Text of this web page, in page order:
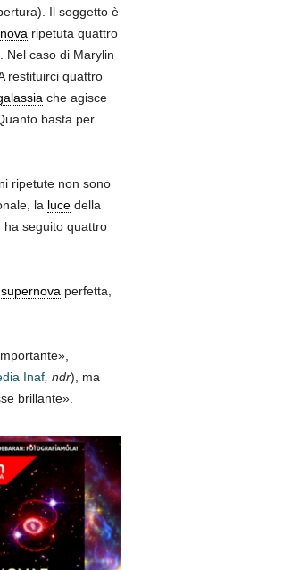
Il soggetto è
ripetuta quattro
Nel caso di Marylin
restituirci quattro
che agisce
basta per
ripetute non sono
la lucedella
seguito quattro
supernova perfetta,
Inaf, ndr), ma
brillante».